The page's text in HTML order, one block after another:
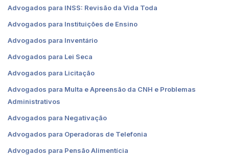
Advogados para INSS: Revisão da Vida Toda
Advogados para Instituições de Ensino
Advogados para Inventário
Advogados para Lei Seca
Advogados para Licitação
Advogados para Multa e Apreensão da CNH e Problemas
Administrativos
Advogados para Negativação
Advogados para Operadoras de Telefonia
Advogados para Pensão Alimentícia